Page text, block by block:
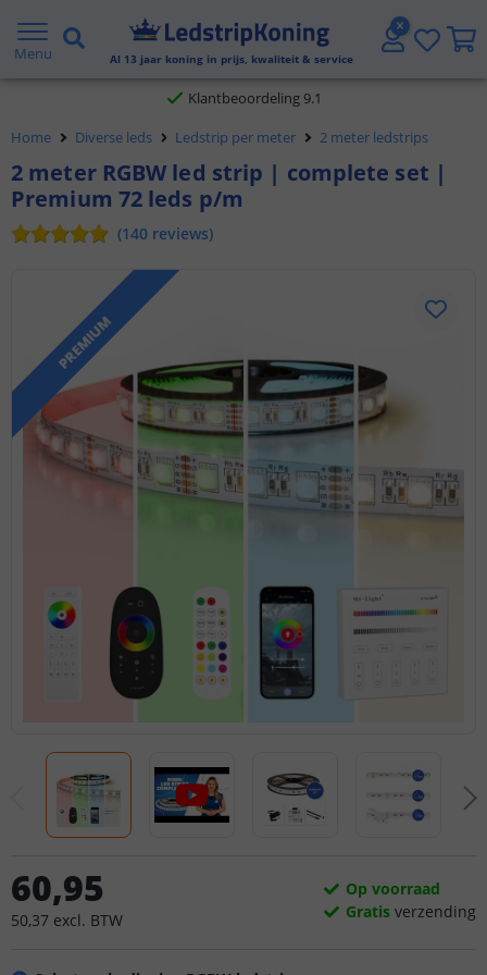
Menu Al 13 jaar koning in prijs, kwaliteit & service
Klantbeoordeling 9.1
morgen in huis
Home
Diverse leds Ledstrip per meter 2 meter ledstrips
2 meter RGBW led strip | complete set |
Premium 72 leds p/m
(140 reviews)
PREMIUM
60,95
50,37 excl. BTW
Op voorraad
Gratis verzending